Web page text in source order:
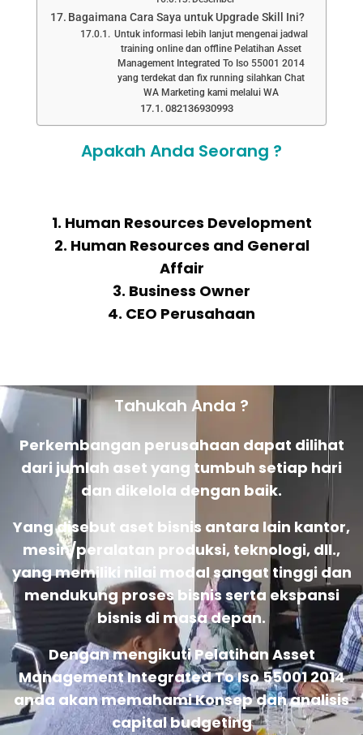
Bagaimana Cara Saya untuk Upgrade Skill Ini?
Untuk informasi lebih lanjut mengenai jadwal
training online dan offline Pelatihan Asset
Management Integrated To Iso 55001 2014
yang terdekat dan fix running silahkan Chat
WA Marketing kami melalui WA
082136930993
Apakah Anda Seorang ?
1. Human Resources Development
2. Human Resources and General
Affair
3. Business Owner
4. CEO Perusahaan
Tahukah Anda ?
Perkembangan perusahaan dapat dilihat
dari jumlah aset yang tumbuh setiap hari
dan dikelola dengan baik.
Yang disebut aset bisnis antara lain kantor,
mesin/peralatan produksi, teknologi, dll.,
yang memiliki nilai modal sangat tinggi dan
mendukung proses bisnis serta ekspansi
bisnis di masa depan.
Dengan mengikuti Pelatihan Asset
Management Integrated To Iso 55001 2014
anda akan memahami Konsep dan analisis
capital budgeting